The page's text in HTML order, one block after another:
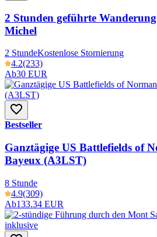
2 Stunden geführte
Michel
2 StundeKostenlose Stornierung
4.2(233)
Ab30 EUR
Bestseller
Ganztägige US Battlefields of
Bayeux (A3LST)
8 Stunde
4.9(309)
Ab133.34 EUR